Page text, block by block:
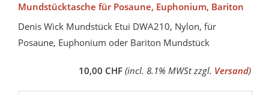
Mundstücktasche für Posaune, Euphonium, Bariton
Denis Wick Mundstück Etui DWA210, Nylon, für
Posaune, Euphonium oder Bariton Mundstück
10,00 CHF (incl. 8.1% MWSt zzgl. Versand)